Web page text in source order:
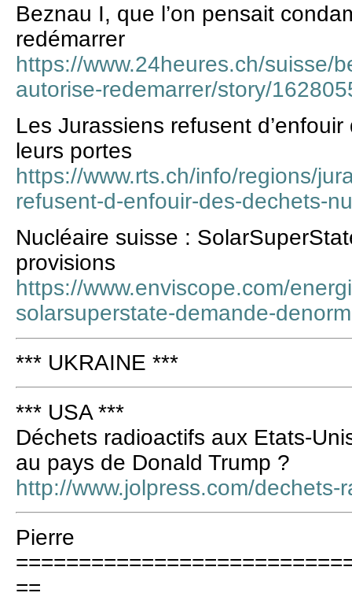
Beznau I, que l’on pensait
redémarrer
https://www.24heures.ch/suisse/
autorise-redemarrer/story/
Les Jurassiens refusent
leurs portes
https://www.rts.ch/info/regions/
refusent-d-enfouir-des-dechets-
Nucléaire suisse :
provisions
https://www.enviscope.com/
solarsuperstate-demande-
*** UKRAINE ***
*** USA ***
Déchets radioactifs aux Etats-
au pays de Donald Trump ?
http://www.jolpress.com/
Pierre
==